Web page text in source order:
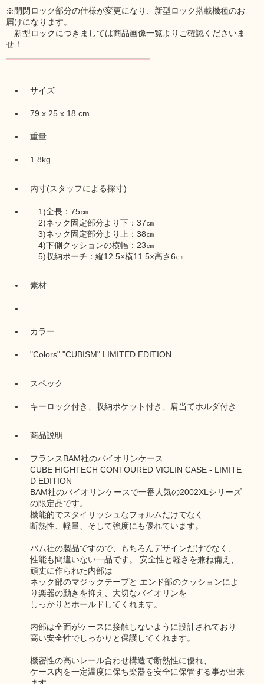
※開閉ロック部分の仕様が変更になり、新型ロック搭載機種のお
届けになります。
新型ロックにつきましては商品画像一覧よりご確認くださいま
せ！
サイズ
79 x 25 x 18 cm
重量
1.8kg
内寸(スタッフによる採寸)
1)全長：75㎝
2)ネック固定部分より下：37㎝
3)ネック固定部分より上：38㎝
4)下側クッションの横幅：23㎝
5)収納ポーチ：縦12.5×横11.5×高さ6㎝
素材
カラー
"Colors" "CUBISM" LIMITED EDITION
スペック
キーロック付き、収納ポケット付き、肩当てホルダ付き
商品説明
フランスBAM社のバイオリンケース
CUBE HIGHTECH CONTOURED VIOLIN CASE - LIMITE
D EDITION
BAM社のバイオリンケースで一番人気の2002XLシリーズ
の限定品です。
機能的でスタイリッシュなフォルムだけでなく
断熱性、軽量、そして強度にも優れています。
バム社の製品ですので、もちろんデザインだけでなく、
性能も間違いない一品です。 安全性と軽さを兼ね備え、
頑丈に作られた内部は
ネック部のマジックテープと エンド部のクッションによ
り楽器の動きを抑え、大切なバイオリンを
しっかりとホールドしてくれます。
内部は全面がケースに接触しないように設計されており
高い安全性でしっかりと保護してくれます。
機密性の高いレール合わせ構造で断熱性に優れ、
ケース内を一定温度に保ち楽器を安全に保管する事が出来